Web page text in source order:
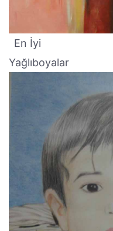
En İyi
Yağlıboyalar